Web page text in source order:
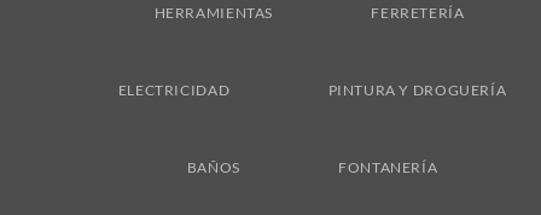
HERRAMIENTAS FERRETERÍA
ELECTRICIDAD PINTURA Y DROGUERÍA
BAÑOS FONTANERÍA